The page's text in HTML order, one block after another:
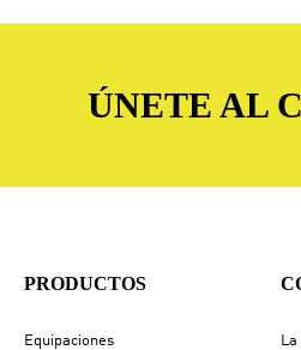
ÚNETE AL
PRODUCTOS
Equipaciones La